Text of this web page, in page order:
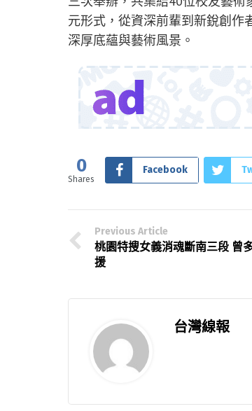
元形式，從資深前輩到新銳創作
深厚底蘊與藝術風景。
0
Shares
Facebook
Previous Article
桃園特搜女義消魂斷南三段 曾
援
台灣線報